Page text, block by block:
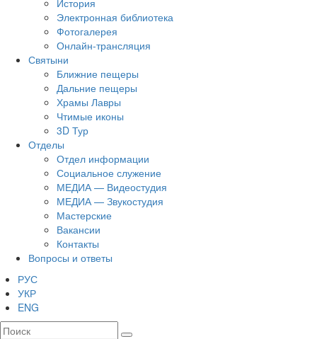
История
Электронная библиотека
Фотогалерея
Онлайн-трансляция
Святыни
Ближние пещеры
Дальние пещеры
Храмы Лавры
Чтимые иконы
3D Тур
Отделы
Отдел информации
Социальное служение
МЕДИА — Видеостудия
МЕДИА — Звукостудия
Мастерские
Вакансии
Контакты
Вопросы и ответы
РУС
УКР
ENG